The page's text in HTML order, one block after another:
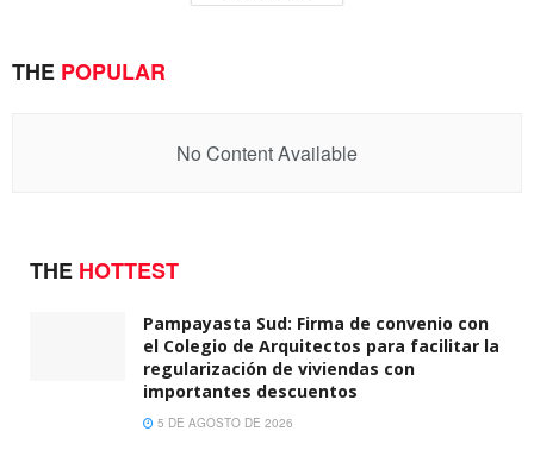
THE POPULAR
No Content Available
THE HOTTEST
Pampayasta Sud: Firma de convenio con
el Colegio de Arquitectos para facilitar la
regularización de viviendas con
importantes descuentos
5 DE AGOSTO DE 2026